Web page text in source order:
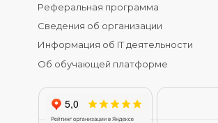
Реферальная программа
Сведения об организации
Информация об IT деятельности
Об обучающей платформе